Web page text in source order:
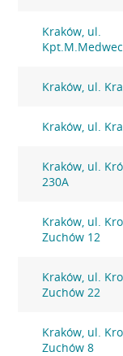
Kraków, ul.
Kraków, ul.
Kraków, ul.
Kraków, ul.
230A
Kraków, ul.
Zuchów 12
Kraków, ul.
Zuchów 22
Kraków, ul.
Zuchów 8